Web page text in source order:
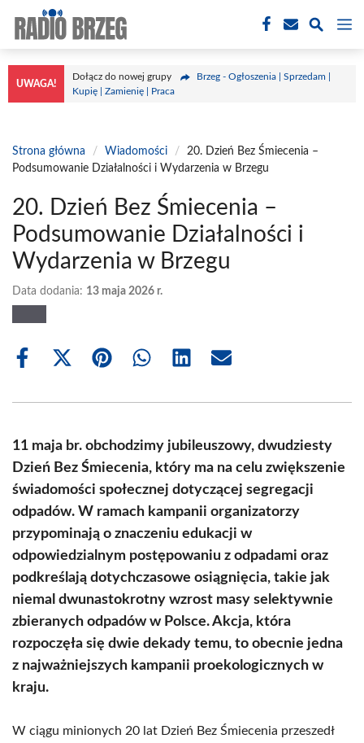
treści
UWAGA!
Dołącz do nowej grupy
Brzeg - Ogłoszenia | Sprzedam |
Kupię | Zamienię | Praca
Strona główna / Wiadomości /
20. Dzień Bez Śmiecenia –
Podsumowanie Działalności i Wydarzenia w Brzegu
20. Dzień Bez Śmiecenia –
Podsumowanie Działalności i
Wydarzenia w Brzegu
Data dodania: 13 maja 2026 r.
Share
Share
(Twitter)
Share Share Share Share
11 maja br. obchodzimy jubileuszowy, dwudziesty
Dzień Bez Śmiecenia, który ma na celu zwiększenie
świadomości społecznej dotyczącej segregacji
odpadów. W ramach kampanii organizatorzy
przypominają o znaczeniu edukacji w
odpowiedzialnym postępowaniu z odpadami oraz
podkreślają dotychczasowe osiągnięcia, takie jak
niemal dwunastokrotny wzrost masy selektywnie
zbieranych odpadów w Polsce. Akcja, która
rozpoczęła się dwie dekady temu, to obecnie jedna
z najważniejszych kampanii proekologicznych w
kraju.
W ciągu minionych 20 lat Dzień Bez Śmiecenia przeszedł